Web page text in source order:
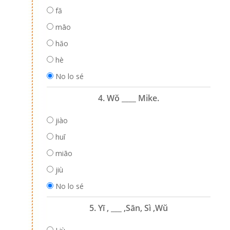
fă
māo
hăo
hè
No lo sé
4. Wŏ ____ Mike.
jiào
huī
miāo
jiù
No lo sé
5. Yī , ___ ,Sān, Sì ,Wŭ